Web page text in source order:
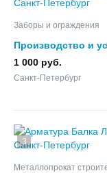
Заборы и ограждения
Производство и
1 000 руб.
Санкт-Петербург
3
Металлопрокат